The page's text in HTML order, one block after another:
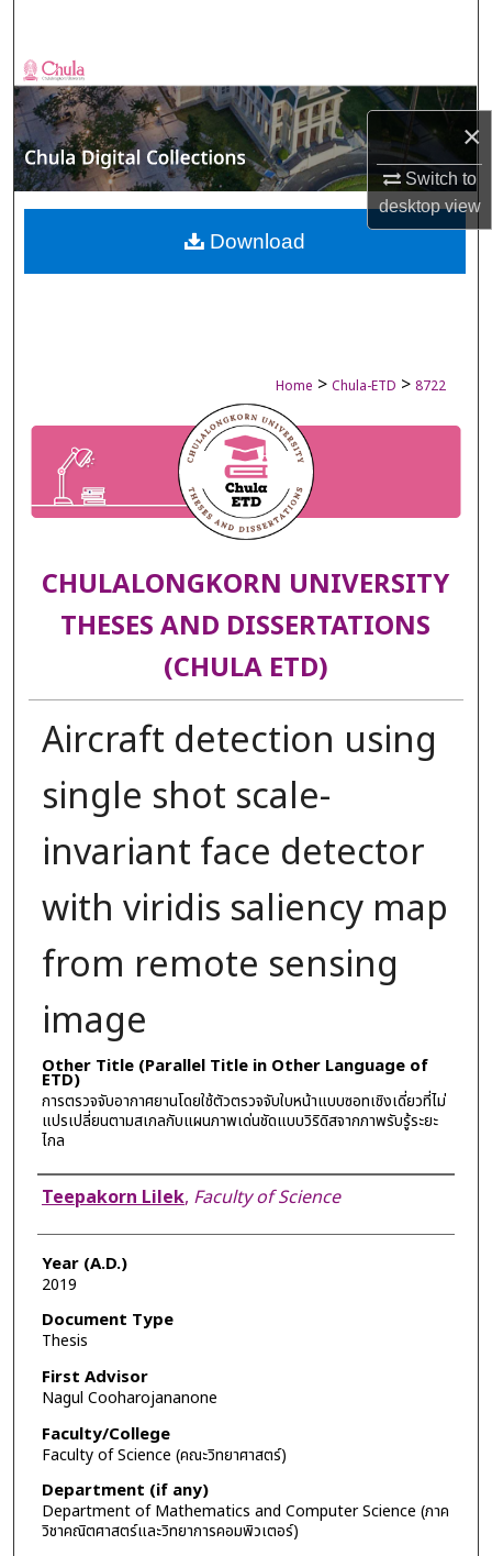
×
Switch to
desktopview
Browse Collections
My Account
About
Digital Commons Network™
Home > Chula-ETD > 8722
CHULALONGKORN UNIVERSITY
THESES AND DISSERTATIONS
(CHULA ETD)
Aircraft detection using
single shot scale-
invariant face detector
with viridis saliency map
from remote sensing
image
Other Title (Parallel Title in Other Language of
ETD)
การตรวจจับอากาศยานโดยใช้ตัวตรวจจับใบหน้าแบบซอทเชิงเดี่ยวที่ไม่
แปรเปลี่ยนตามสเกลกับแผนภาพเด่นชัดแบบวิริดิสจากภาพรับรู้ระยะ
ไกล
Author
Teepakorn Lilek, Faculty of Science
Year (A.D.)
2019
Document Type
Thesis
First Advisor
Nagul Cooharojananone
Faculty/College
Faculty of Science (คณะวิทยาศาสตร์)
Department (if any)
Department of Mathematics and Computer Science (ภาค
วิชาคณิตศาสตร์และวิทยาการคอมพิวเตอร์)
Download